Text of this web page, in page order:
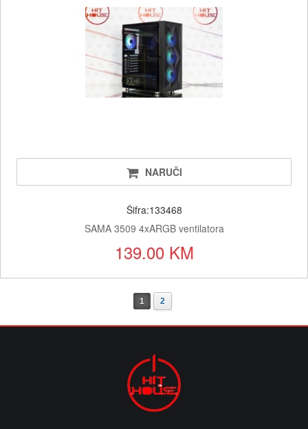
NARUČI
Šifra:133468
SAMA 3509 4xARGB ventilatora
139.00 KM
1 2